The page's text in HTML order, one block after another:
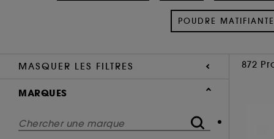
POUDRE MATIFIANTE
MASQUER LES FILTRES 872
MARQUES